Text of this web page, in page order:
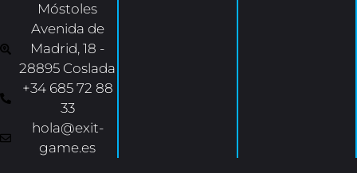
Móstoles
Avenida de
Madrid, 18 -
28895 Coslada
+34 685 72 88
33
hola@exit-
game.es